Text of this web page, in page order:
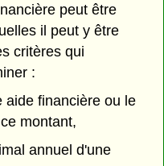
peut être
il peut y être
critères qui
:
aide financière ou le
montant,
annuel d'une